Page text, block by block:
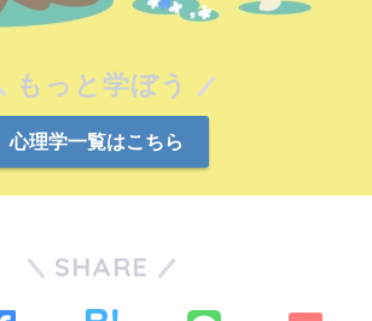
もっと学ぼう
心理学一覧はこちら
SHARE